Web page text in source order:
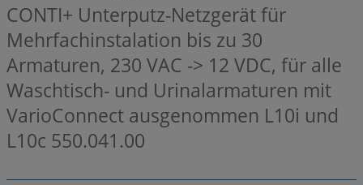
CONTI+ Unterputz-Netzgerät für
Mehrfachinstalation bis zu 30
Armaturen, 230 VAC -> 12 VDC, für alle
Waschtisch- und Urinalarmaturen mit
VarioConnect ausgenommen L10i und
L10c 550.041.00